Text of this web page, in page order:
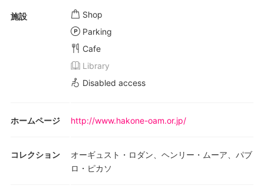
施設
Shop
Parking
Cafe
Library
Disabled access
ホームページ http://www.hakone-oam.or.jp/
コレクション
オーギュスト・ロダン、ヘンリー・ムーア、パブ
ロ・ピカソ